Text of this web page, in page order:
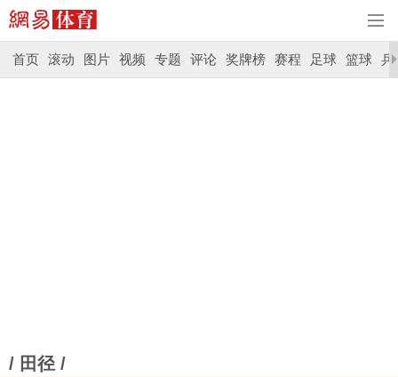
首页 滚动 图片 视频 专题 评论 奖牌榜 赛程 足球 篮球 乒
/ 田径 /